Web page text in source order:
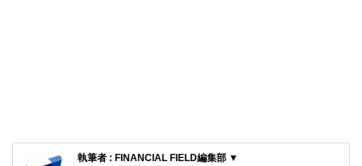
執筆者 : FINANCIAL FIELD編集部 ▼